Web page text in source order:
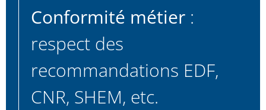
Conformité métier:
respect des
recommandations EDF,
CNR, SHEM, etc.